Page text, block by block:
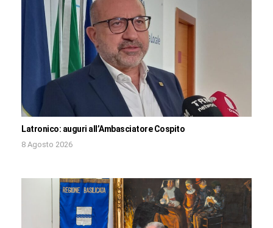
Latronico: auguri all’Ambasciatore Cospito
8 Agosto 2026